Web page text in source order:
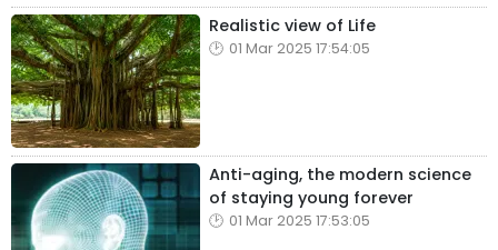
Realistic view of Life
01 Mar 2025 17:54:05
Anti-aging, the modern science
of staying young forever
01 Mar 2025 17:53:05